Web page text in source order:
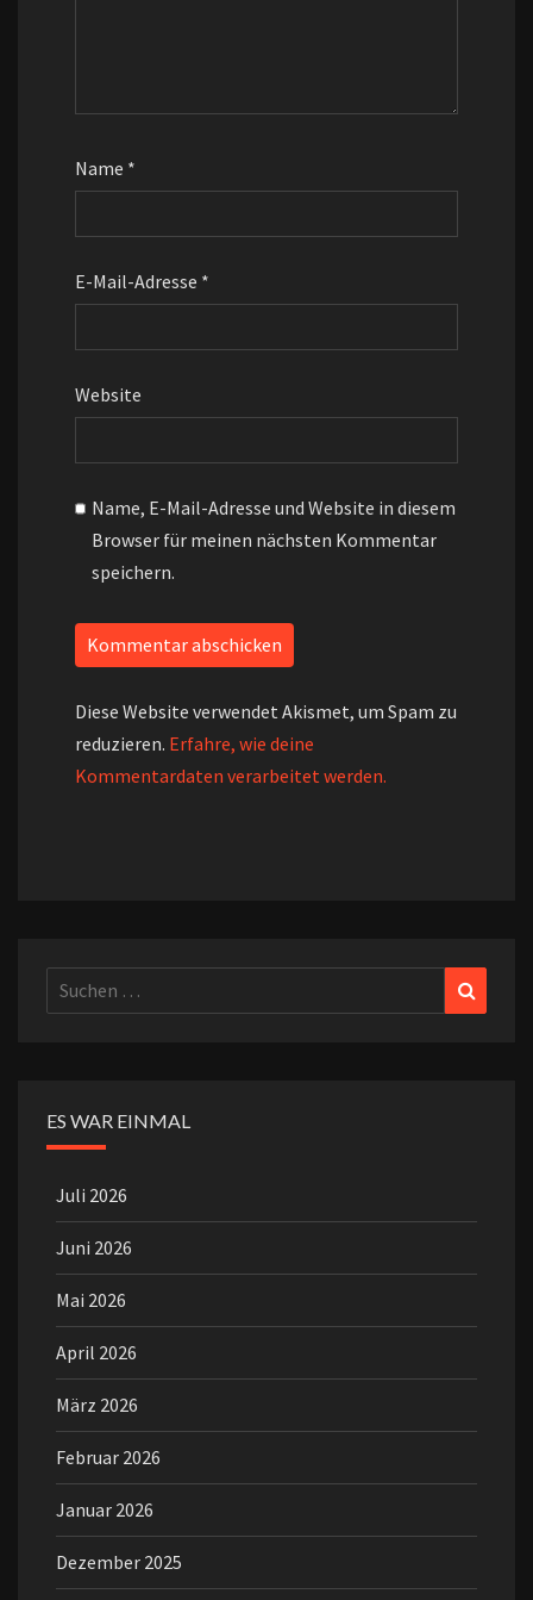
Name *
E-Mail-Adresse *
Website
Name, E-Mail-Adresse und Website in diesem
Browser für meinen nächsten Kommentar
speichern.
Diese Website verwendet Akismet, um Spam zu
reduzieren. Erfahre, wie deine
Kommentardaten verarbeitet werden.
Suchen
nach:
ES WAR EINMAL
Juli 2026
Juni 2026
Mai 2026
April 2026
März 2026
Februar 2026
Januar 2026
Dezember 2025